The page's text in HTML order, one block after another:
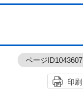
ページID1043607
印刷